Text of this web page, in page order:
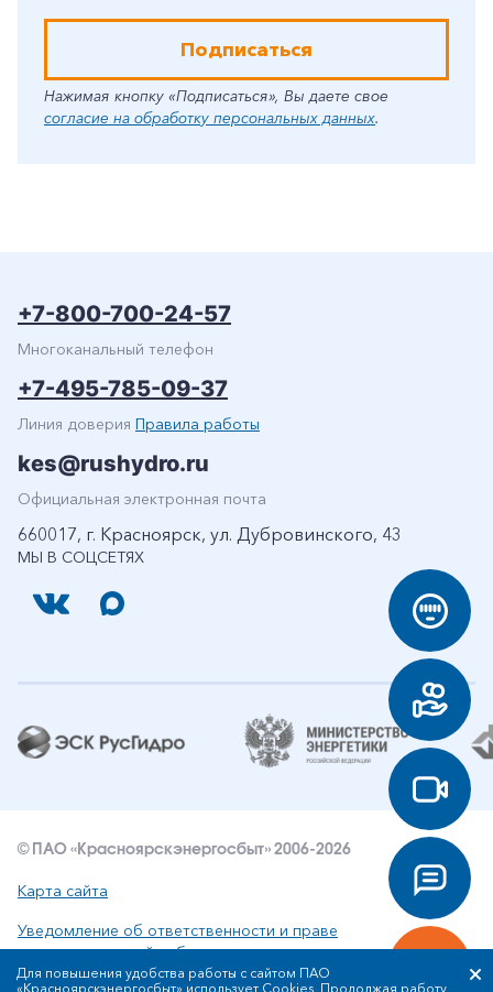
Подписаться
Нажимая кнопку «Подписаться», Вы даете свое
согласие на обработку персональных данных.
МЫ В СОЦСЕТЯХ
+7-800-700-24-57
Многоканальный телефон
+7-495-785-09-37
Линия доверия Правила работы
kes@rushydro.ru
Официальная электронная почта
660017, г. Красноярск, ул. Дубровинского, 43
© ПАО «Красноярскэнергосбыт» 2006-2026
Карта сайта
Уведомление об ответственности и праве
интеллектуальной собственности
Для повышения удобства работы с сайтом ПАО
«Красноярскэнергосбыт» использует Cookies. Продолжая работу